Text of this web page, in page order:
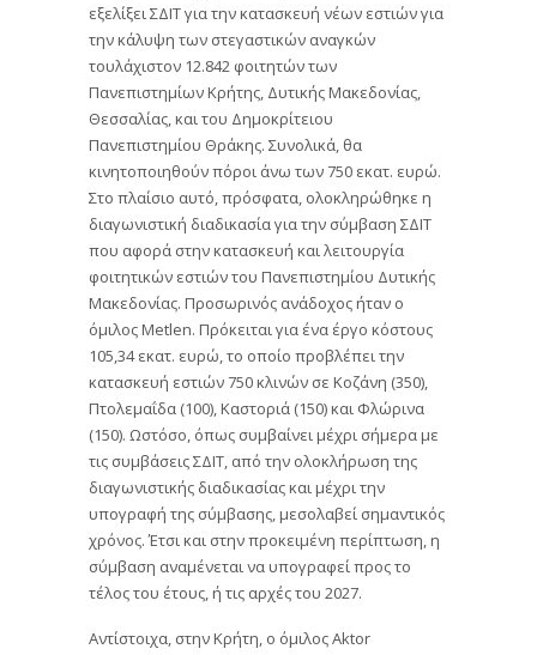
εξελίξει ΣΔΙΤ για την κατασκευή νέων εστιών για
την κάλυψη των στεγαστικών αναγκών
τουλάχιστον 12.842 φοιτητών των
Πανεπιστημίων Κρήτης, Δυτικής Μακεδονίας,
Θεσσαλίας, και του Δημοκρίτειου
Πανεπιστημίου Θράκης. Συνολικά, θα
κινητοποιηθούν πόροι άνω των 750 εκατ. ευρώ.
Στο πλαίσιο αυτό, πρόσφατα, ολοκληρώθηκε η
διαγωνιστική διαδικασία για την σύμβαση ΣΔΙΤ
που αφορά στην κατασκευή και λειτουργία
φοιτητικών εστιών του Πανεπιστημίου Δυτικής
Μακεδονίας. Προσωρινός ανάδοχος ήταν ο
όμιλος Metlen. Πρόκειται για ένα έργο κόστους
105,34 εκατ. ευρώ, το οποίο προβλέπει την
κατασκευή εστιών 750 κλινών σε Κοζάνη (350),
Πτολεμαΐδα (100), Καστοριά (150) και Φλώρινα
(150). Ωστόσο, όπως συμβαίνει μέχρι σήμερα με
τις συμβάσεις ΣΔΙΤ, από την ολοκλήρωση της
διαγωνιστικής διαδικασίας και μέχρι την
υπογραφή της σύμβασης, μεσολαβεί σημαντικός
χρόνος. Έτσι και στην προκειμένη περίπτωση, η
σύμβαση αναμένεται να υπογραφεί προς το
τέλος του έτους, ή τις αρχές του 2027.
Αντίστοιχα, στην Κρήτη, ο όμιλος Aktor